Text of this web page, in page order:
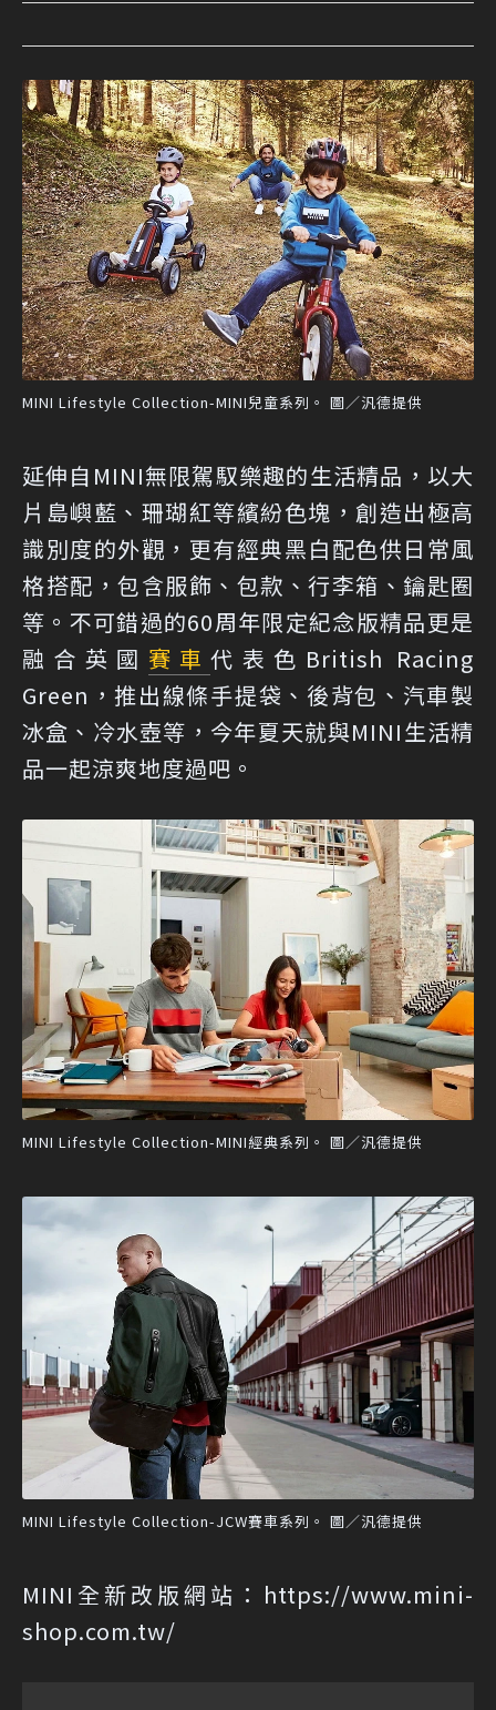
MINI Lifestyle Collection-MINI兒童系列。 圖／汎德提供
延伸自MINI無限駕馭樂趣的生活精品，以大
片島嶼藍、珊瑚紅等繽紛色塊，創造出極高
識別度的外觀，更有經典黑白配色供日常風
格搭配，包含服飾、包款、行李箱、鑰匙圈
等。不可錯過的60周年限定紀念版精品更是
融合英國 賽車代表色British Racing
Green，推出線條手提袋、後背包、汽車製
冰盒、冷水壺等，今年夏天就與MINI生活精
品一起涼爽地度過吧。
MINI Lifestyle Collection-MINI經典系列。 圖／汎德提供
MINI Lifestyle Collection-JCW賽車系列。 圖／汎德提供
MINI全新改版網站：https://www.mini-
shop.com.tw/